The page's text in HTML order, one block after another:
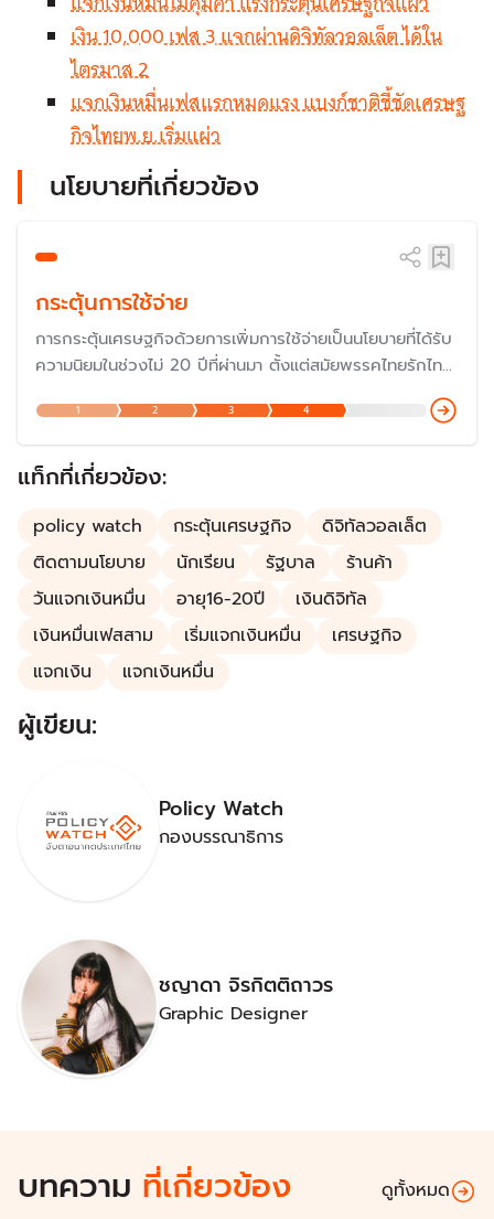
เงิน 10,000 เฟส 3 แจกผ่านดิจิทัลวอลเล็ต ได้ใน
ไตรมาส 2
แจกเงินหมื่นเฟสแรกหมดแรง แบงก์ชาติชี้ชัดเศรษฐ
กิจไทยพ.ย.เริ่มแผ่ว
นโยบายที่เกี่ยวข้อง
กระตุ้นการใช้จ่าย
การกระตุ้นเศรษฐกิจด้วยการเพิ่มการใช้จ่ายเป็นนโยบายที่ได้รับ
ความนิยมในช่วงไม่ 20 ปีที่ผ่านมา ตั้งแต่สมัยพรรคไทยรักไทย
แม้ว่าจะถูกวิพากษ์วิจารณ์ในเรื่องความสมเหตุสมผล ที่ผ่านมา
รัฐบาลอาจกระตุ้นด้วยมาตรการ "ลดหย่อนภาษี" "แจกเงินเข้า
บัญโดยตรง" หรือ ออกเงินให้บางส่วน เช่น "คนละครึ่ง"
1 2 3 4
แท็กที่เกี่ยวข้อง:
policy watch กระตุ้นเศรษฐกิจ
ดิจิทัลวอลเล็ต
ติดตามนโยบาย
นักเรียน รัฐบาล
ร้านค้า
วันแจกเงินหมื่น
อายุ16-20ปี
เงินดิจิทัล
เงินหมื่นเฟสสาม
เริ่มแจกเงินหมื่น
เศรษฐกิจ
แจกเงิน
แจกเงินหมื่น
ผู้เขียน:
Policy Watch
กองบรรณาธิการ
ชญาดา จิรกิตติถาวร
Graphic Designer
บทความ ที่เกี่ยวข้อง ดูทั้งหมด